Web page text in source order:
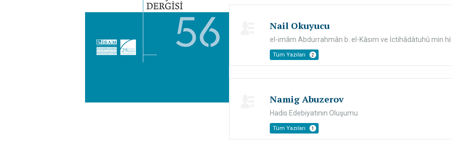
Nail Okuyucu
el-imâm Abdurrahmân b. el-Kâsım ve İctihâdâtuhû min
Tüm Yazıları 2
Namig Abuzerov
Hadis Edebiyatının Oluşumu
Tüm Yazıları 1